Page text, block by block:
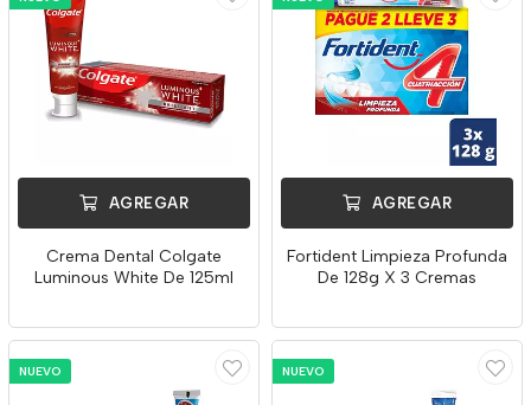
AGREGAR
Crema Dental Colgate
Luminous White De 125ml
AGREGAR
Fortident Limpieza Profunda
De 128g X 3 Cremas
NUEVO NUEVO